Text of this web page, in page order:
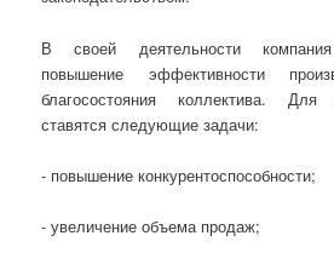
В своей деятельности
повышение эффективности
благосостояния коллектива. Для
ставятся следующие задачи:
- повышение конкурентоспособности;
- увеличение объема продаж;